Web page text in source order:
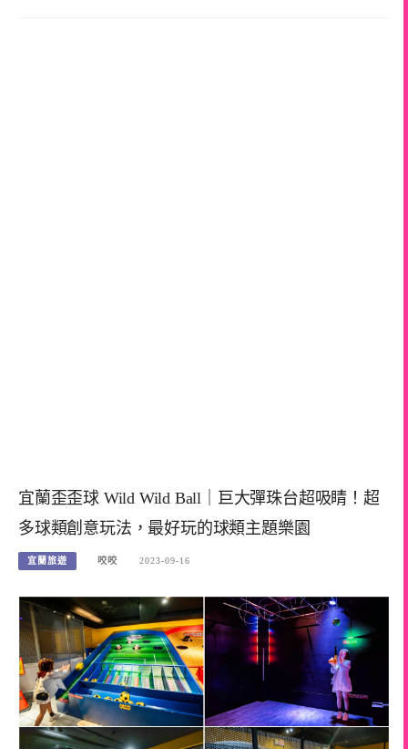
宜蘭歪歪球 Wild Wild Ball｜巨大彈珠台超吸睛！超
多球類創意玩法，最好玩的球類主題樂園
宜蘭旅遊 咬咬 2023-09-16